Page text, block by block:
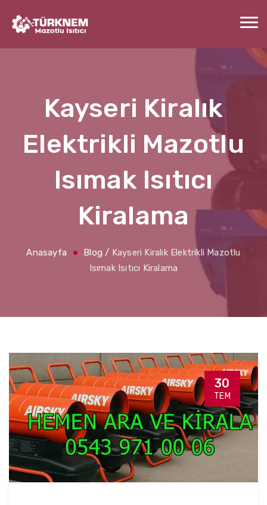
Kayseri Kiralık
Elektrikli Mazotlu
Isımak Isıtıcı
Kiralama
Anasayfa Blog / Kayseri Kiralık Elektrikli Mazotlu
Isımak Isıtıcı Kiralama
30
TEM